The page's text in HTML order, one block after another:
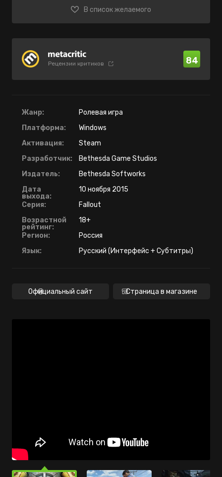
В список желаемого
Рецензии критиков 84
Жанр:
Ролевая игра
Платформа:
Windows
Активация:
Steam
Разработчик:
Bethesda Game Studios
Издатель:
Bethesda Softworks
Дата
выхода:
10 ноября 2015
Серия:
Fallout
Возрастной
рейтинг:
18+
Регион:
Россия
Язык:
Русский (Интерфейс + Субтитры)
Официальный сайт Страница в магазине